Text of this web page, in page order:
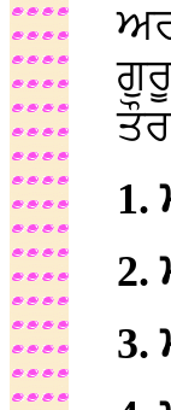
1.
2.
3.